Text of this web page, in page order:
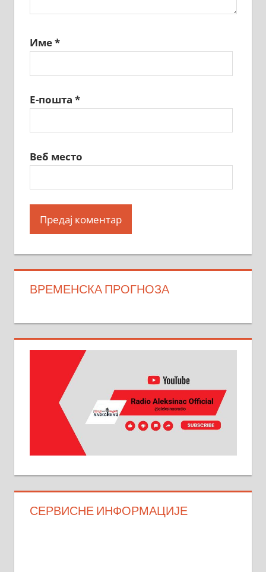
Име*
Е-пошта *
Веб место
ВРЕМЕНСКА ПРОГНОЗА
СЕРВИСНЕ ИНФОРМАЦИЈЕ